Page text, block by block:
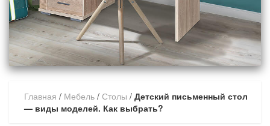
Главная / Мебель / Столы / Детский письменный стол
— виды моделей. Как выбрать?